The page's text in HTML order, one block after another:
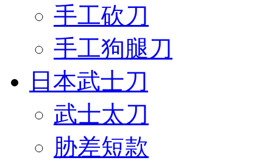
手工砍刀
手工狗腿刀
日本武士刀
武士太刀
胁差短款